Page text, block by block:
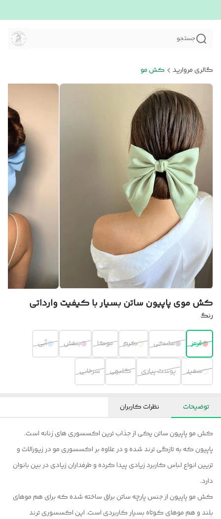
جستجو
گالری مروارید کش مو
کش موی پاپیون ساتن بسیار با کیفیت وارداتی
رنگ
قرمز مشکی کرم موکا بنفش آبی
سفید پوست پیازی گلبهی سرخابی
توضیحات نظرات کاربران
کش مو پاپیون ساتن یکی از جذاب ترین اکسسوری های زنانه است.
پاپیون که به تازگی ترند شده و در علاوه بر اکسسوری مو در زیورالات و
تزیین انواع لباس کاربرد زیادی پیدا کرده و طرفداران زیادی در بین بانوان
دارد.
کش مو پاپیون از جنس پارچه ساتن براق ساخته شده که برای هم موهای
بلند و هم موهای کوتاه بسیار کاربردی است. این اکسسوری ترند